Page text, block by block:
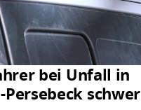
bei Unfall in
schwer